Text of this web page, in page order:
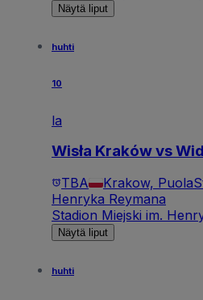
Näytä liput
huhti
10
la
Wisła Kraków vs
TBA Krakow, Puola
Henryka Reymana
Stadion Miejski im.
Näytä liput
huhti